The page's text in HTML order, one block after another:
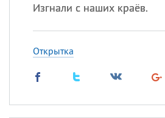
Изгнали с наших краёв.
Открытка